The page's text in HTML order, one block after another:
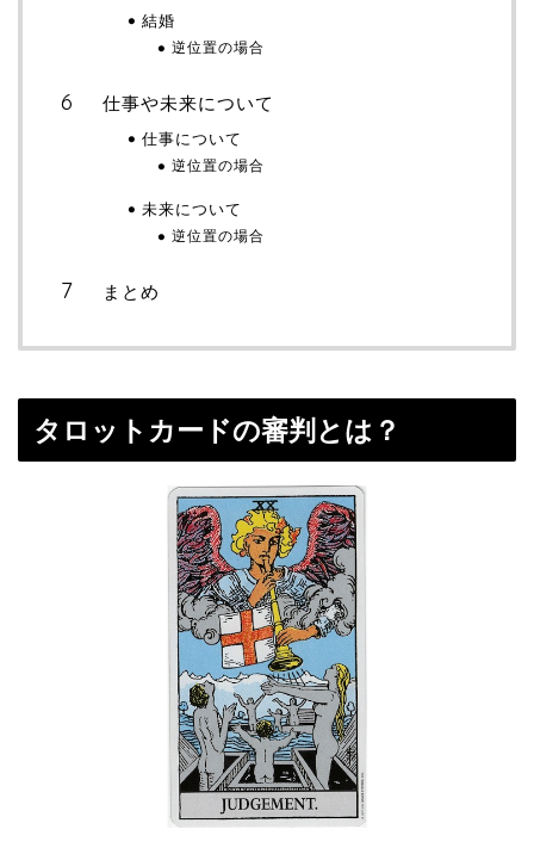
結婚
逆位置の場合
仕事や未来について
仕事について
逆位置の場合
未来について
逆位置の場合
まとめ
タロットカードの審判とは？